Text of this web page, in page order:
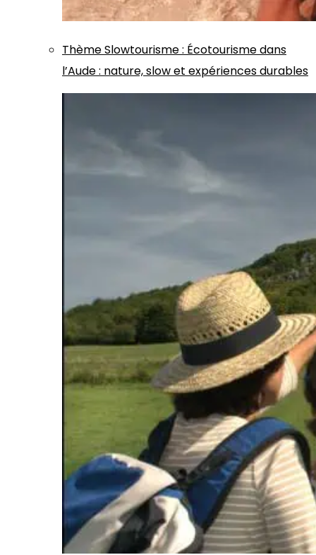
ThèmeSlowtourisme: Écotourisme dans
l’Aude : nature, slow et expériences durables